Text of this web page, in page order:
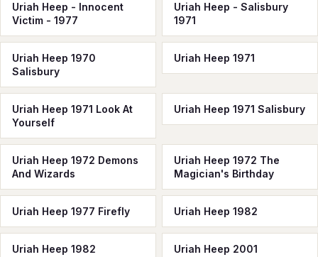
Uriah Heep - Innocent
Victim - 1977
Uriah Heep - Salisbury
1971
Uriah Heep 1970
Salisbury
Uriah Heep 1971
Uriah Heep 1971 Look At
Yourself
Uriah Heep 1971 Salisbury
Uriah Heep 1972 Demons
And Wizards
Uriah Heep 1972 The
Magician's Birthday
Uriah Heep 1977 Firefly Uriah Heep 1982
Uriah Heep 1982
Uriah Heep 2001